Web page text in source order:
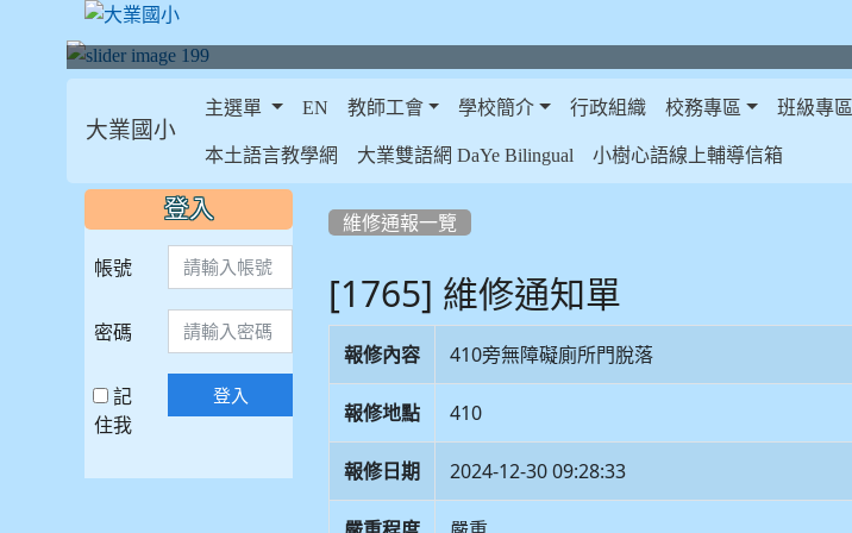
大業國小
主選單 EN 教師工會 學校簡介 行政組織 校務專區 班級專區
本土語言教學網 大業雙語網 DaYe Bilingual 小樹心語線上輔導信箱
維修通報一覽
[1765] 維修通知單
報修內容 410旁無障礙廁所門脫落
報修地點 410
報修日期 2024-12-30 09:28:33
::: 登入
帳號
密碼
記
住我
登入